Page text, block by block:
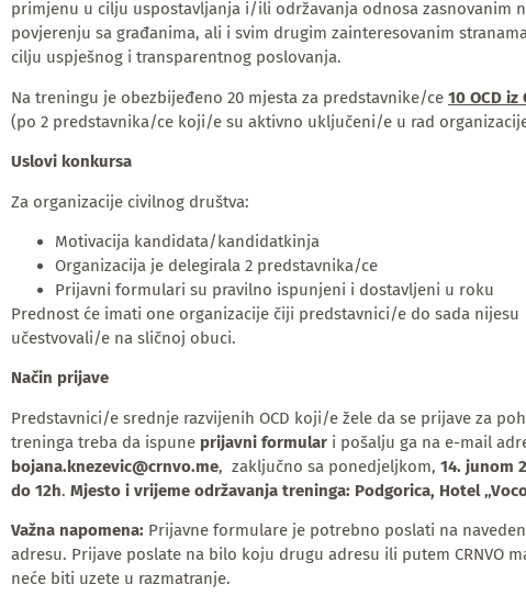
primjenu u cilju uspostavljanja i/ili održavanja odnosa zasnovanim
povjerenju sa građanima, ali i svim drugim zainteresovanim
cilju uspješnog i transparentnog poslovanja.
Na treningu je obezbijeđeno 20 mjesta za predstavnike/ce 10 OCD iz
(po 2 predstavnika/ce koji/e su aktivno uključeni/e u rad
Uslovi konkursa
Za organizacije civilnog društva:
Motivacija kandidata/kandidatkinja
Organizacija je delegirala 2 predstavnika/ce
Prijavni formulari su pravilno ispunjeni i dostavljeni u roku
Prednost će imati one organizacije čiji predstavnici/e do sada nijesu
učestvovali/e na sličnoj obuci.
Način prijave
Predstavnici/e srednje razvijenih OCD koji/e žele da se prijave za
treninga treba da ispune prijavni formular i pošalju ga na e-mail
bojana.knezevic@crnvo.me, zaključno sa ponedjeljkom, 14. junom
do 12h. Mjesto i vrijeme održavanja treninga: Podgorica, Hotel
Važna napomena: Prijavne formulare je potrebno poslati na
adresu. Prijave poslate na bilo koju drugu adresu ili putem CRNVO
neće biti uzete u razmatranje.